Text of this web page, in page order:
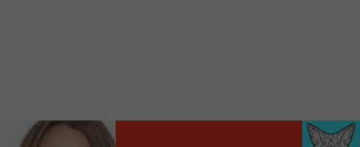
locale vous sont maintenant accessibles en un clic!